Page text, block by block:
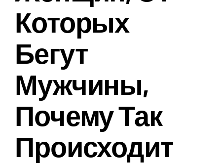
Которых
Бегут
Мужчины,
Почему Так
Происходит